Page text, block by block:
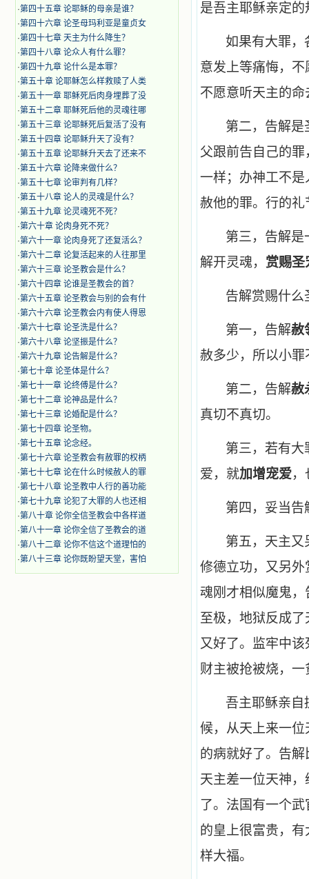
·第四十五章 论耶稣的母亲是谁？
·第四十六章 论圣母玛利亚是童贞女
·第四十七章 天主为什么降生？
·第四十八章 论众人有什么罪？
·第四十九章 论什么是本罪？
·第五十章 论耶稣怎么样救赎了人类
·第五十一章 耶稣死后肉身埋葬了没
·第五十二章 耶稣死后他的灵魂往哪
·第五十三章 论耶稣死后复活了没有
·第五十四章 论耶稣升天了没有？
·第五十五章 论耶稣升天去了还来不
·第五十六章 论降来做什么？
·第五十七章 论审判有几样？
·第五十八章 论人的灵魂是什么？
·第五十九章 论灵魂死不死？
·第六十章 论肉身死不死？
·第六十一章 论肉身死了还复活么？
·第六十二章 论复活起来的人往那里
·第六十三章 论圣教会是什么？
·第六十四章 论谁是圣教会的首？
·第六十五章 论圣教会与别的会有什
·第六十六章 论圣教会内有使人得恩
·第六十七章 论圣洗是什么？
·第六十八章 论坚振是什么？
·第六十九章 论告解是什么？
·第七十章 论圣体是什么？
·第七十一章 论终傅是什么？
·第七十二章 论神品是什么？
·第七十三章 论婚配是什么？
·第七十四章 论圣物。
·第七十五章 论念经。
·第七十六章 论圣教会有赦罪的权柄
·第七十七章 论在什么时候赦人的罪
·第七十八章 论圣教中人行的善功能
·第七十九章 论犯了大罪的人也还相
·第八十章 论你全信圣教会中各样道
·第八十一章 论你全信了圣教会的道
·第八十二章 论你不信这个道理怕的
·第八十三章 论你既盼望天堂，害怕
是吾主耶稣亲定
如果有大罪，
意发上等痛悔，
不愿意听天主的
第二，告解是
父跟前告自己的
一样；办神工不
赦他的罪。行的
第三，告解是
解开灵魂， 赏赐圣
告解赏赐什么
第一，告解赦
赦多少，所以小
第二，告解赦
真切不真切。
第三，若有大
爱，就加增宠爱
第四，妥当告
第五，天主又
修德立功，又另外
魂刚才相似魔鬼
至极，地狱反成
又好了。监牢中
财主被抢被烧，
吾主耶稣亲自
候，从天上来一
的病就好了。告
天主差一位天神
了。 法 国有一个
的皇上很富贵，
样大福。